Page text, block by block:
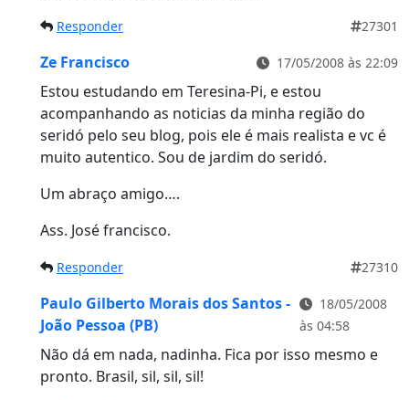
Responder 27301
Ze Francisco 17/05/2008 às 22:09
Estou estudando em Teresina-Pi, e estou
acompanhando as noticias da minha região do
seridó pelo seu blog, pois ele é mais realista e vc é
muito autentico. Sou de jardim do seridó.
Um abraço amigo….
Ass. José francisco.
Responder 27310
Paulo Gilberto Morais dos Santos -
João Pessoa (PB)
18/05/2008
às 04:58
Não dá em nada, nadinha. Fica por isso mesmo e
pronto. Brasil, sil, sil, sil!